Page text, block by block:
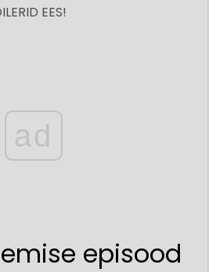
EES!
ad
episood